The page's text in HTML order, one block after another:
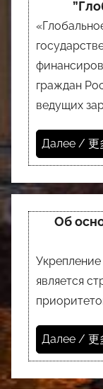
граждан
ведущих
Далее / 更
Об
является
Далее / 更